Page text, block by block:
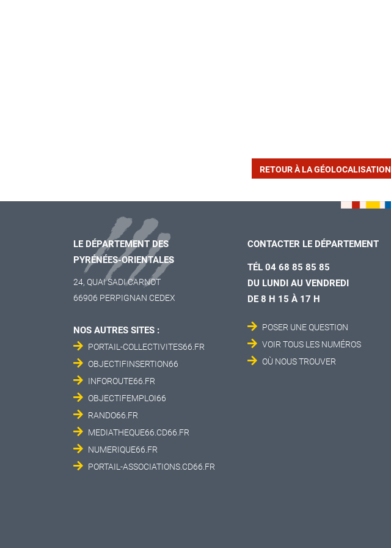
RETOUR À LA GÉOLOCALISATION
LE DÉPARTEMENT DES
PYRÉNÉES-ORIENTALES
24, QUAI SADI CARNOT
66906 PERPIGNAN CEDEX
NOS AUTRES SITES :
PORTAIL-COLLECTIVITES66.FR
OBJECTIFINSERTION66
INFOROUTE66.FR
OBJECTIFEMPLOI66
RANDO66.FR
MEDIATHEQUE66.CD66.FR
NUMERIQUE66.FR
PORTAIL-ASSOCIATIONS.CD66.FR
CONTACTER LE DÉPARTEMENT
TÉL 04 68 85 85 85
DU LUNDI AU VENDREDI
DE 8 H 15 À 17 H
POSER UNE QUESTION
VOIR TOUS LES NUMÉROS
OÙ NOUS TROUVER